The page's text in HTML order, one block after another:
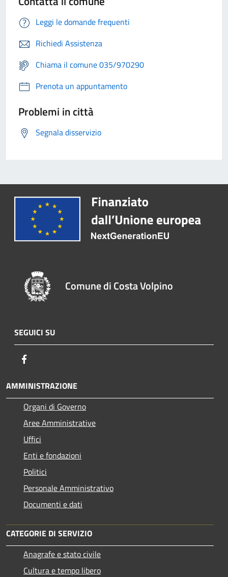
Leggi le domande frequenti
Richiedi Assistenza
Chiama il comune 035/970290
Prenota un appuntamento
Problemi in città
Segnala disservizio
Comune di Costa Volpino
SEGUICI SU
AMMINISTRAZIONE
Organi di Governo
Aree Amministrative
Uffici
Enti e fondazioni
Politici
Personale Amministrativo
Documenti e dati
CATEGORIE DI SERVIZIO
Anagrafe e stato civile
Cultura e tempo libero